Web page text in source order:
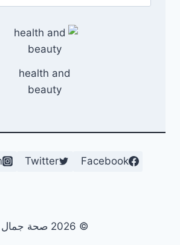
health and
beauty
Facebook
Twitter
© 2026 صحة جمال